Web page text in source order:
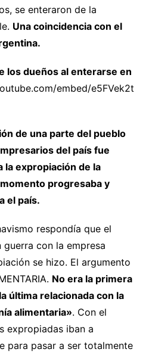
se enteraron de la
Una coincidencia con el
los dueños al enterarse en
embed/e5FVek2t
de una parte del pueblo
del país fue
expropiación de la
progresaba y
el país.
respondía que el
con la empresa
se hizo. El argumento
No era la primera
última relacionada con la
alimentaria». Con el
expropiadas iban a
para pasar a ser totalmente